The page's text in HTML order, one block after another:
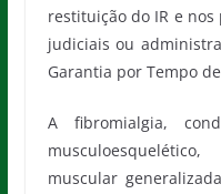
restituição do IR e
judiciais ou
Garantia por Tempo de
A fibromialgia,
muscular